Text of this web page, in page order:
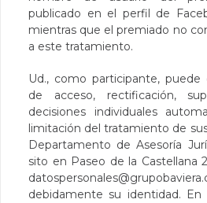
publicado en el perfil de
mientras que el premiado no
a este tratamiento.
Ud., como participante, puede
de acceso, rectificación,
decisiones individuales
limitación del tratamiento de
Departamento de Asesoría
sito en Paseo de la Castellana
debidamente su identidad.